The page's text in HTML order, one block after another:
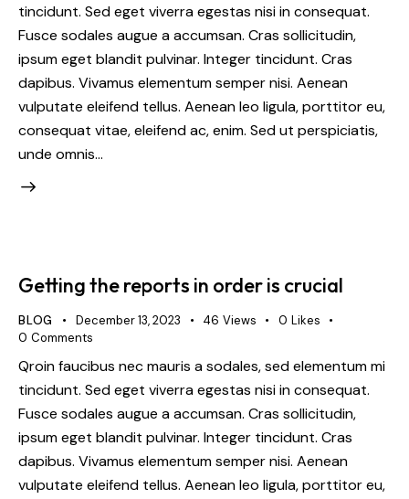
tincidunt. Sed eget viverra egestas nisi in consequat.
Fusce sodales augue a accumsan. Cras sollicitudin,
ipsum eget blandit pulvinar. Integer tincidunt. Cras
dapibus. Vivamus elementum semper nisi. Aenean
vulputate eleifend tellus. Aenean leo ligula, porttitor eu,
consequat vitae, eleifend ac, enim. Sed ut perspiciatis,
unde omnis…
Getting the reports in order is crucial
BLOG December 13, 2023 46 Views 0 Likes
0 Comments
Qroin faucibus nec mauris a sodales, sed elementum mi
tincidunt. Sed eget viverra egestas nisi in consequat.
Fusce sodales augue a accumsan. Cras sollicitudin,
ipsum eget blandit pulvinar. Integer tincidunt. Cras
dapibus. Vivamus elementum semper nisi. Aenean
vulputate eleifend tellus. Aenean leo ligula, porttitor eu,